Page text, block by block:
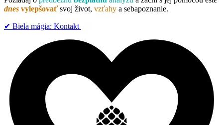
dnes vylepšovaťsvoj život, vzťahy a sebapoznanie.
✔︎ Biela mágia: Kontakt